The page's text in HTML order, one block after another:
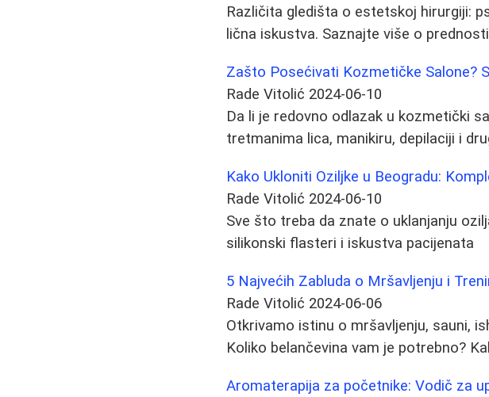
Različita gledišta o estetskoj hirurgiji:
lična iskustva. Saznajte više o
Zašto Posećivati Kozmetičke Salone?
Rade Vitolić 2024-06-10
Da li je redovno odlazak u kozmetički
tretmanima lica, manikiru, depilaciji i
Kako Ukloniti Oziljke u Beogradu:
Rade Vitolić 2024-06-10
Sve što treba da znate o uklanjanju
silikonski flasteri i iskustva pacijenata
5 Najvećih Zabluda o Mršavljenju i
Rade Vitolić 2024-06-06
Otkrivamo istinu o mršavljenju, sauni,
Koliko belančevina vam je potrebno?
Aromaterapija za početnike: Vodič za